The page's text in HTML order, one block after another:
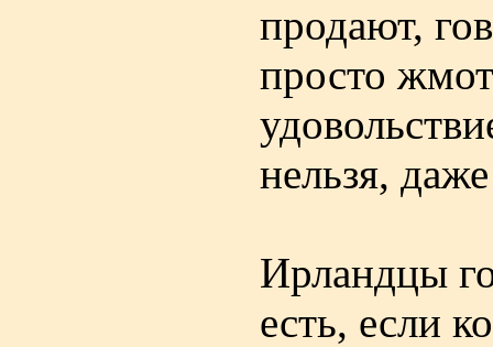
продают,
просто
нельзя,
Ирландцы
есть, если